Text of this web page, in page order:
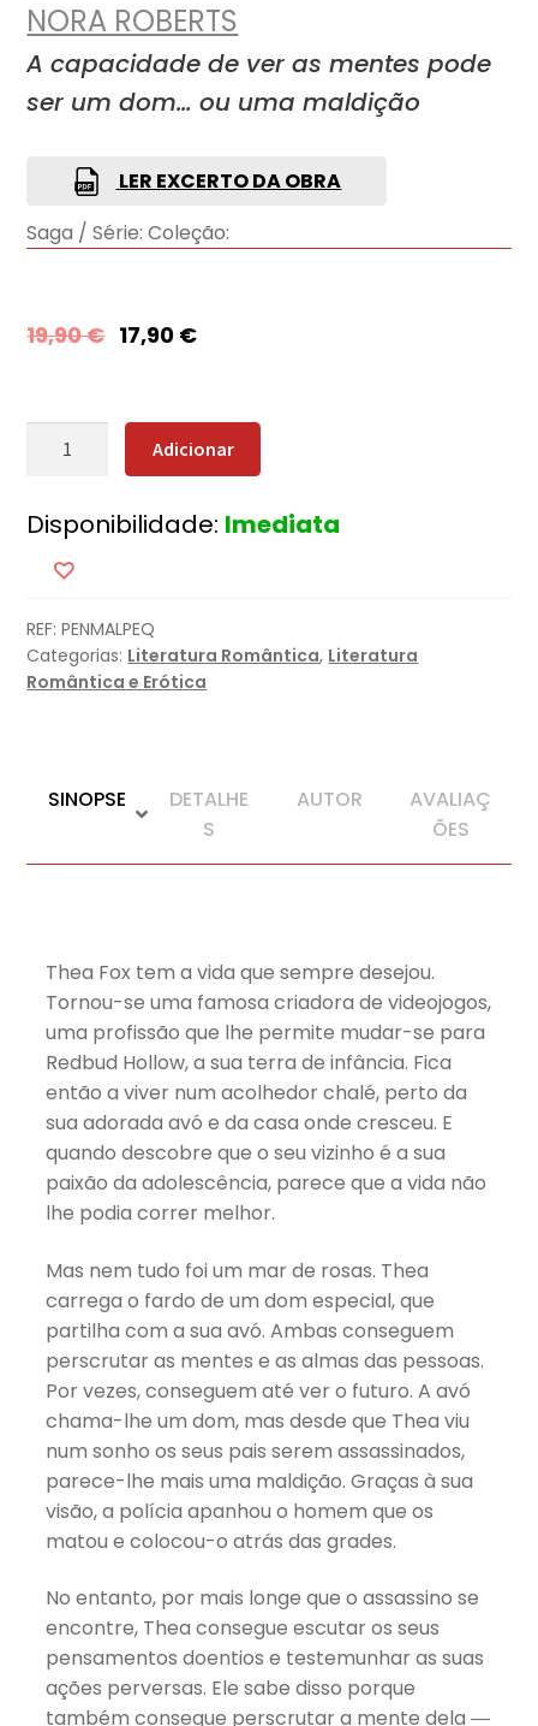
NORA ROBERTS
A capacidade de ver as mentes pode
ser um dom… ou uma maldição
LER EXCERTO DA OBRA
Saga / Série: Coleção:
19,90€ 17,90 €
Quantidade
Malignos
Oferta
A
Pequena
Livraria
Adicionar
Disponibilidade: Imediata
REF:PENMALPEQ
Categorias: Literatura Romântica, Literatura
Romântica e Erótica
SINOPSE
DETALHE
S
AUTOR
AVALIAÇ
ÕES
Thea Fox tem a vida que sempre desejou.
Tornou-se uma famosa criadora de videojogos,
uma profissão que lhe permite mudar-se para
Redbud Hollow, a sua terra de infância. Fica
então a viver num acolhedor chalé, perto da
sua adorada avó e da casa onde cresceu. E
quando descobre que o seu vizinho é a sua
paixão da adolescência, parece que a vida não
lhe podia correr melhor.
Mas nem tudo foi um mar de rosas. Thea
carrega o fardo de um dom especial, que
partilha com a sua avó. Ambas conseguem
perscrutar as mentes e as almas das pessoas.
Por vezes, conseguem até ver o futuro. A avó
chama-lhe um dom, mas desde que Thea viu
num sonho os seus pais serem assassinados,
parece-lhe mais uma maldição. Graças à sua
visão, a polícia apanhou o homem que os
matou e colocou-o atrás das grades.
No entanto, por mais longe que o assassino se
encontre, Thea consegue escutar os seus
pensamentos doentios e testemunhar as suas
ações perversas. Ele sabe disso porque
também consegue perscrutar a mente dela ―